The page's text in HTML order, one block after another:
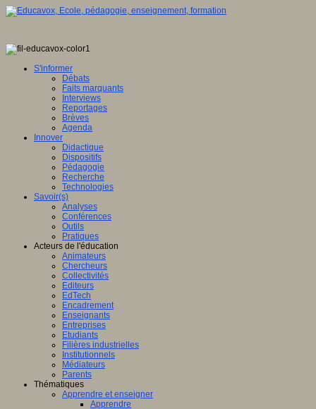
S'informer
Débats
Faits marquants
Interviews
Reportages
Brèves
Agenda
Innover
Didactique
Dispositifs
Pédagogie
Recherche
Technologies
Savoir(s)
Analyses
Conférences
Outils
Pratiques
Acteurs de l'éducation
Animateurs
Chercheurs
Collectivités
Editeurs
EdTech
Encadrement
Enseignants
Entreprises
Etudiants
Filières industrielles
Institutionnels
Médiateurs
Parents
Thématiques
Apprendre et enseigner
Apprendre